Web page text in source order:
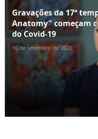
Gravações da 17ª
Anatomy" começam
do Covid-19
10 de setembro de 2020